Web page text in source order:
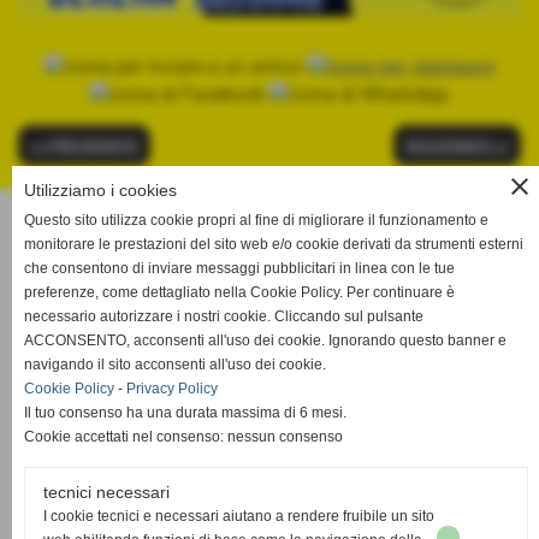
Volley Livorno
Viale Giosuè Carducci, 93 cap 57122 - Livorno
P.IVA 01130910498
Tel. 0586-401053 -volleylivorno@gmail.com
volleylivornopec@pec.it
www.volleylivorno.com
CODICE ETICO
MODELLO ORGANIZZATIVO EX.D.LGS. 231/01
close
Utilizziamo i cookies
Questo sito utilizza cookie propri al fine di migliorare il funzionamento e
monitorare le prestazioni del sito web e/o cookie derivati da strumenti esterni
che consentono di inviare messaggi pubblicitari in linea con le tue
preferenze, come dettagliato nella Cookie Policy. Per continuare è
necessario autorizzare i nostri cookie. Cliccando sul pulsante
ACCONSENTO, acconsenti all'uso dei cookie. Ignorando questo banner e
navigando il sito acconsenti all'uso dei cookie.
Cookie Policy - Privacy Policy
Il tuo consenso ha una durata massima di 6 mesi.
Cookie accettati nel consenso: nessun consenso
tecnici necessari
I cookie tecnici e necessari aiutano a rendere fruibile un sito